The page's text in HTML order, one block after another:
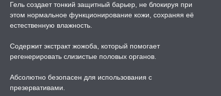
ЧАШИ И
ДЛЯ СЕКСА
КАРТА
Гель создает тонкий защитный барьер, не блокируя при
этом нормальное функционирование кожи, сохраняя её
естественную влажность.
Содержит экстракт жожоба, который помогает
регенерировать слизистые половых органов.
Абсолютно безопасен для использования с
презервативами.